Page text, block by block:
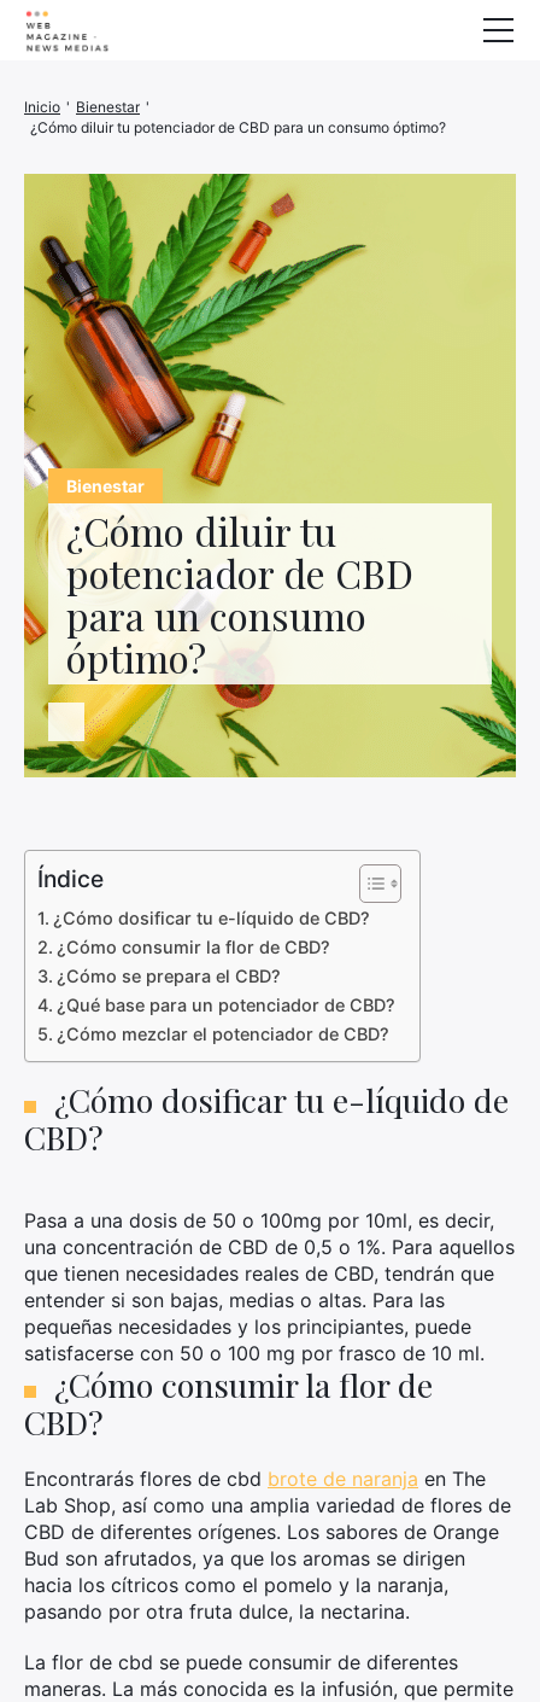
Bienestar
¿Cómo diluir tu
potenciador de CBD
para un consumo
óptimo?
Inicio ' Bienestar '
¿Cómo diluir tu potenciador de CBD para un consumo óptimo?
Índice
¿Cómo dosificar tu e-líquido de CBD?
¿Cómo consumir la flor de CBD?
¿Cómo se prepara el CBD?
¿Qué base para un potenciador de CBD?
¿Cómo mezclar el potenciador de CBD?
¿Cómo dosificar tu e-líquido de
CBD?
Pasa a una dosis de 50 o 100mg por 10ml, es decir,
una concentración de CBD de 0,5 o 1%. Para aquellos
que tienen necesidades reales de CBD, tendrán que
entender si son bajas, medias o altas. Para las
pequeñas necesidades y los principiantes, puede
satisfacerse con 50 o 100 mg por frasco de 10 ml.
¿Cómo consumir la flor de
CBD?
Encontrarás flores de cbd brote de naranja en The
Lab Shop, así como una amplia variedad de flores de
CBD de diferentes orígenes. Los sabores de Orange
Bud son afrutados, ya que los aromas se dirigen
hacia los cítricos como el pomelo y la naranja,
pasando por otra fruta dulce, la nectarina.
La flor de cbd se puede consumir de diferentes
maneras. La más conocida es la infusión, que permite
Animales
Impresora 3D
Generador
Finanzas
Familia
Coche/Moto
Marketing
Sobre nosotros
Contacto con nosotros